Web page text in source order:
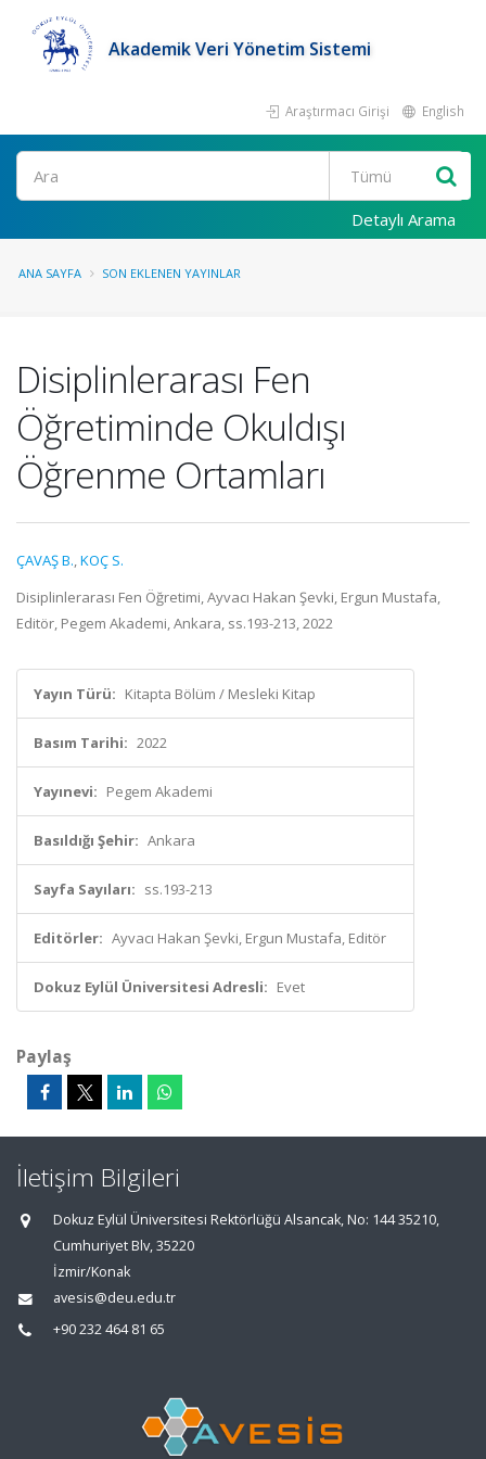
Akademik Veri Yönetim Sistemi
Araştırmacı Girişi English
Ara
Detaylı Arama
ANA SAYFA SON EKLENEN YAYINLAR
Disiplinlerarası Fen
Öğretiminde Okuldışı
Öğrenme Ortamları
ÇAVAŞ B.,KOÇ S.
Disiplinlerarası Fen Öğretimi, Ayvacı Hakan Şevki, Ergun Mustafa,
Editör, Pegem Akademi, Ankara, ss.193-213, 2022
Yayın Türü: Kitapta Bölüm / Mesleki Kitap
Basım Tarihi: 2022
Yayınevi: Pegem Akademi
Basıldığı Şehir: Ankara
Sayfa Sayıları: ss.193-213
Editörler: Ayvacı Hakan Şevki, Ergun Mustafa, Editör
Dokuz Eylül Üniversitesi Adresli: Evet
Paylaş
İletişim Bilgileri
Dokuz Eylül Üniversitesi Rektörlüğü Alsancak, No: 144 35210,
Cumhuriyet Blv, 35220
İzmir/Konak
avesis@deu.edu.tr
+90 232 464 81 65